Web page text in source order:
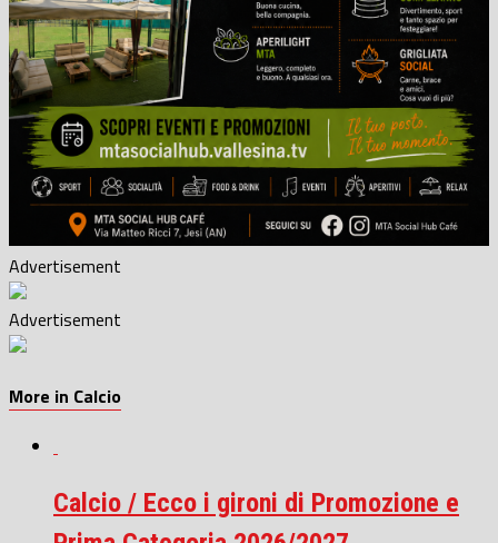
Advertisement
Advertisement
More in Calcio
Calcio / Ecco i gironi di Promozione e